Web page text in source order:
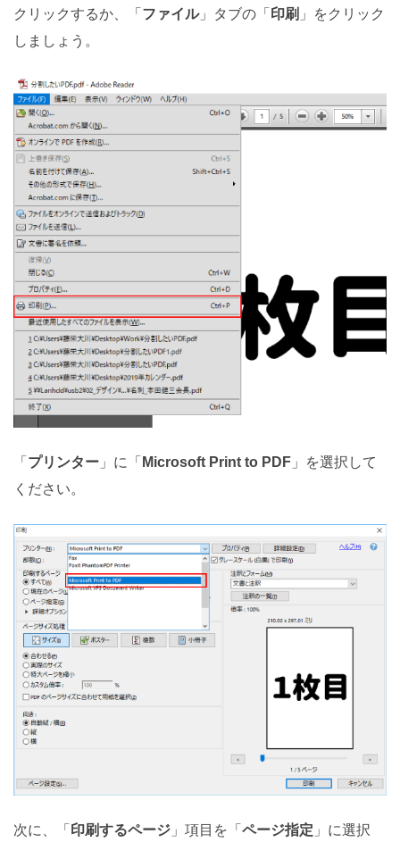
クリックするか、「 ファイル」タブの「 印刷 」をクリック
しましょう。
「 プリンター 」に「 Microsoft Print to PDF 」を選択して
ください。
次に、「 印刷するページ 」項目を「 ページ指定 」に選択